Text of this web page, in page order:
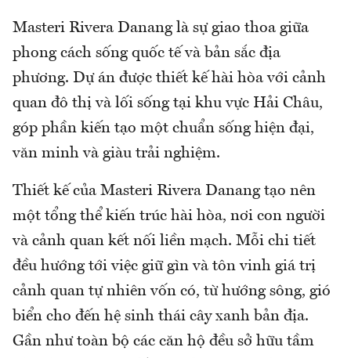
Masteri Rivera Danang là sự giao thoa giữa
phong cách sống quốc tế và bản sắc địa
phương. Dự án được thiết kế hài hòa với cảnh
quan đô thị và lối sống tại khu vực Hải Châu,
góp phần kiến tạo một chuẩn sống hiện đại,
văn minh và giàu trải nghiệm.
Thiết kế của Masteri Rivera Danang tạo nên
một tổng thể kiến trúc hài hòa, nơi con người
và cảnh quan kết nối liền mạch. Mỗi chi tiết
đều hướng tới việc giữ gìn và tôn vinh giá trị
cảnh quan tự nhiên vốn có, từ hướng sông, gió
biển cho đến hệ sinh thái cây xanh bản địa.
Gần như toàn bộ các căn hộ đều sở hữu tầm